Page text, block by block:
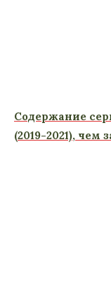
Содержание
(2019-2021), чем